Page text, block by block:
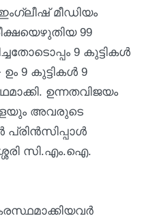
മീഡിയം
99
9 കുട്ടികൾ
9 കുട്ടികൾ 9
ഉന്നതവിജയം
അവരുടെ
സി.എം.ഐ.